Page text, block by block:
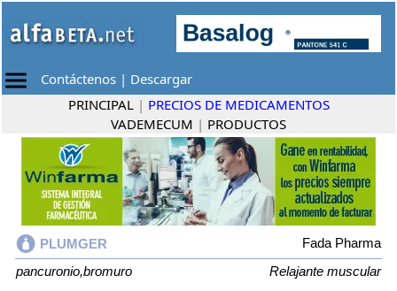
Contáctenos | Descargar
PRINCIPAL | PRECIOS DE MEDICAMENTOS
VADEMECUM | PRODUCTOS
PLUMGER
Fada Pharma
pancuronio,bromuro
Relajante muscular